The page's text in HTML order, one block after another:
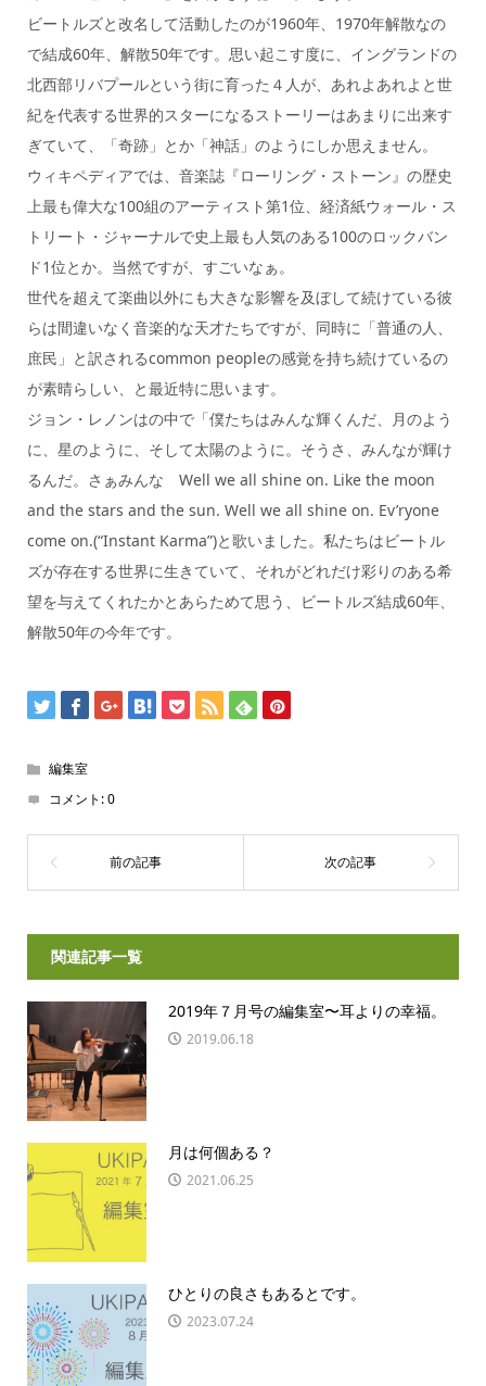
ビートルズと改名して活動したのが1960年、1970年解散なの
で結成60年、解散50年です。思い起こす度に、イングランドの
北西部リバプールという街に育った４人が、あれよあれよと世
紀を代表する世界的スターになるストーリーはあまりに出来す
ぎていて、「奇跡」とか「神話」のようにしか思えません。
ウィキペディアでは、音楽誌『ローリング・ストーン』の歴史
上最も偉大な100組のアーティスト第1位、経済紙ウォール・ス
トリート・ジャーナルで史上最も人気のある100のロックバン
ド1位とか。当然ですが、すごいなぁ。
世代を超えて楽曲以外にも大きな影響を及ぼして続けている彼
らは間違いなく音楽的な天才たちですが、同時に「普通の人、
庶民」と訳されるcommon peopleの感覚を持ち続けているの
が素晴らしい、と最近特に思います。
ジョン・レノンはの中で「僕たちはみんな輝くんだ、月のよう
に、星のように、そして太陽のように。そうさ、みんなが輝け
るんだ。さぁみんな Well we all shine on. Like the moon
and the stars and the sun. Well we all shine on. Ev’ryone
come on.(“Instant Karma”)と歌いました。私たちはビートル
ズが存在する世界に生きていて、それがどれだけ彩りのある希
望を与えてくれたかとあらためて思う、ビートルズ結成60年、
解散50年の今年です。
編集室
コメント:0
関連記事一覧
2019年７月号の編集室〜耳よりの幸福。
2019.06.18
月は何個ある？
2021.06.25
ひとりの良さもあるとです。
2023.07.24